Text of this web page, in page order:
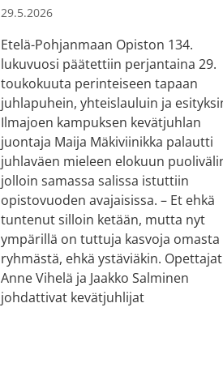
29.5.2026
Etelä-Pohjanmaan Opiston 134.
lukuvuosi päätettiin perjantaina 29.
toukokuuta perinteiseen tapaan
juhlapuhein, yhteislauluin ja
Ilmajoen kampuksen kevätjuhlan
juontaja Maija Mäkiviinikka palautti
juhlaväen mieleen elokuun
jolloin samassa salissa istuttiin
opistovuoden avajaisissa. – Et ehkä
tuntenut silloin ketään, mutta nyt
ympärillä on tuttuja kasvoja omasta
ryhmästä, ehkä ystäviäkin. Opettajat
Anne Vihelä ja Jaakko Salminen
johdattivat kevätjuhlijat